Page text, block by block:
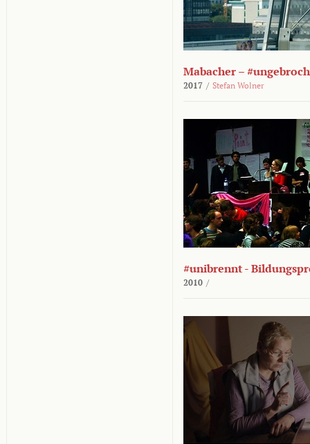
Mabacher –
2017 / Stefan Wolner
#unibrennt -
2010 /